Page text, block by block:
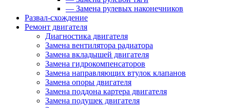
— Замена рулевых наконечников
Развал-схождение
Ремонт двигателя
Диагностика двигателя
Замена вентилятора радиатора
Замена вкладышей двигателя
Замена гидрокомпенсаторов
Замена направляющих втулок клапанов
Замена опоры двигателя
Замена поддона картера двигателя
Замена подушек двигателя